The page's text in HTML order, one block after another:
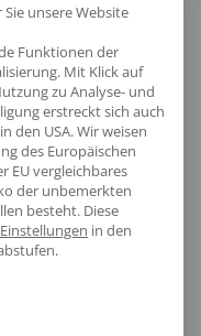
unsere Website
Funktionen der
Mit Klick auf
zu Analyse- und
erstreckt sich auch
den USA. Wir weisen
des Europäischen
EU vergleichbares
der unbemerkten
besteht. Diese
Einstellungen in den
für die eine